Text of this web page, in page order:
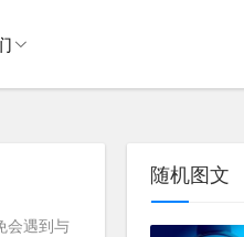
会遇到与
随机图文